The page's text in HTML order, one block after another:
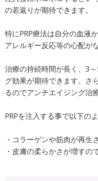
の若返りが期待できます。
特にPRP療法は自分の血液
アレルギー反応等の心配が
治療の持続時間が長く、3
グ効果が期待できます。さ
るのでアンチエイジング治
PRPを注入する事で以下の
・コラーゲンや筋肉が再生
・皮膚の柔らかさが増すの